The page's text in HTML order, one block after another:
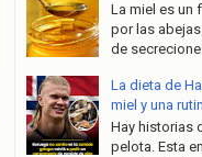
La miel es un
por las
de
La dieta de
miel y una
Hay historias
pelota. Esta